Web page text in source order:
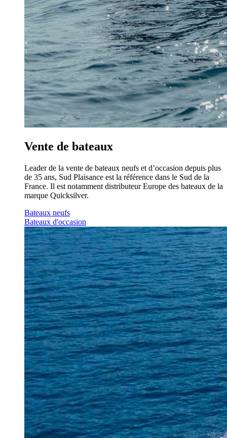
Vente de bateaux
Leader de la vente de bateaux neufs et d’occasion depuis plus
de 35 ans, Sud Plaisance est la référence dans le Sud de la
France. Il est notamment distributeur Europe des bateaux de la
marque Quicksilver.
Bateaux neufs
Bateaux d'occasion